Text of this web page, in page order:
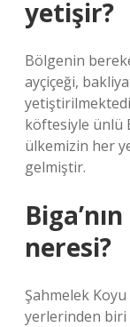
yetişir?
Bölgenin
ayçiçeği,
köftesiyle ünlü
ülkemizin her
gelmiştir.
neresi?
Şahmelek
yerlerinden biri